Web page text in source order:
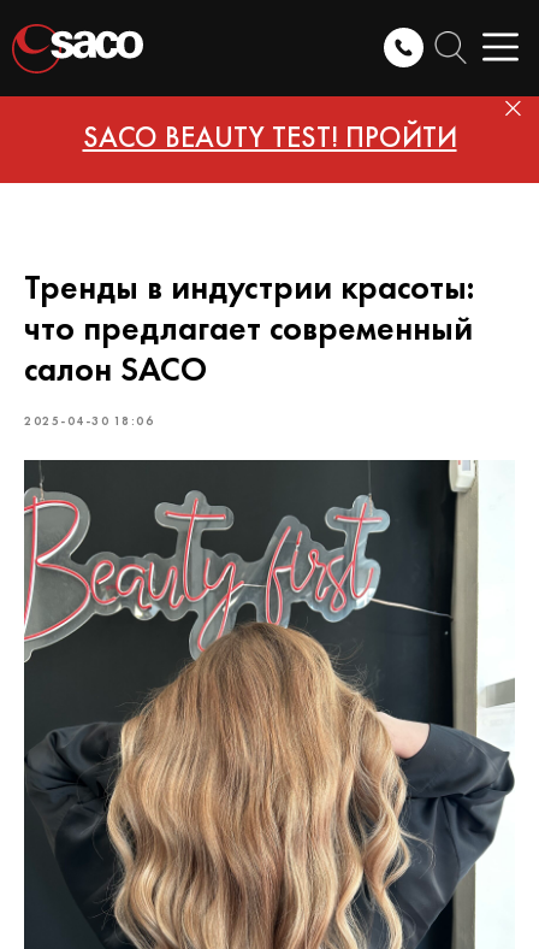
SACO BEAUTY TEST! ПРОЙТИ
Тренды в индустрии красоты:
что предлагает современный
салон SACO
2025-04-30 18:06